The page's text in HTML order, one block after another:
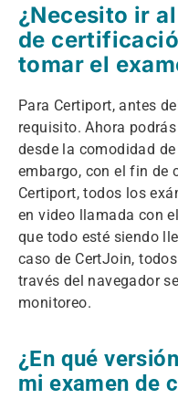
¿Necesito ir
de
tomar el
Para Certiport, antes
requisito. Ahora
desde la comodidad
embargo, con el fin de
Certiport, todos los
en video llamada con
que todo esté siendo
caso de CertJoin,
través del navegador
monitoreo.
¿En qué
mi examen de